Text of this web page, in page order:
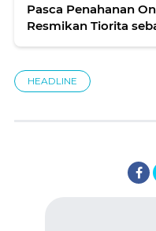
Pasca Penahanan
Resmikan Tiorita
HEADLINE